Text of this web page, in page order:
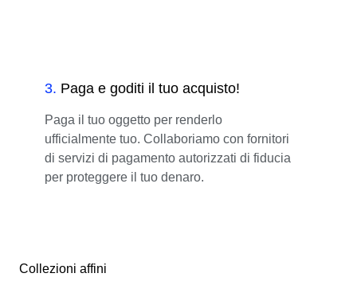
3. Paga e goditi il tuo acquisto!
Paga il tuo oggetto per renderlo
ufficialmente tuo. Collaboriamo con fornitori
di servizi di pagamento autorizzati di fiducia
per proteggere il tuo denaro.
Collezioni affini